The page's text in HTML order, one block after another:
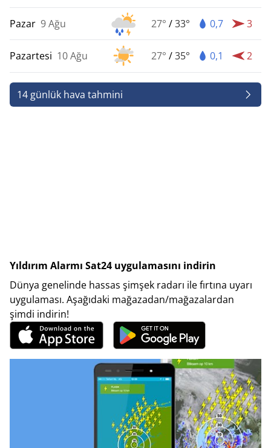
Pazar 9 Ağu 27° /33° 0,7 3
Pazartesi 10 Ağu 27° /35° 0,1 2
14 günlük hava tahmini
Yıldırım Alarmı Sat24 uygulamasını indirin
Dünya genelinde hassas şimşek radarı ile fırtına uyarı
uygulaması. Aşağıdaki mağazadan/mağazalardan
şimdi indirin!